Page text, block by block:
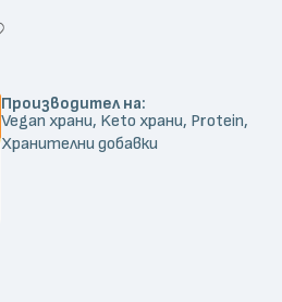
Производител на:
Vegan храни, Keto храни, Protein,
Хранителни добавки